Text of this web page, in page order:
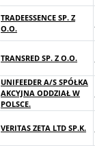
TRADEESSENCE SP. Z
O.O.
TRANSRED SP. Z O.O.
UNIFEEDER A/S SPÓŁKA
AKCYJNA ODDZIAŁ W
POLSCE.
VERITAS ZETA LTD SP.K.